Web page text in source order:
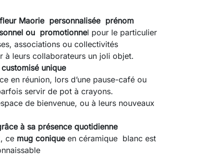
Maorie personnalisée prénom
ou promotionnel pour le particulier
associations ou collectivités
à leurs collaborateurs un joli objet.
customisé unique
en réunion, lors d’une pause-café ou
servir de pot à crayons.
de bienvenue, ou à leurs nouveaux
à sa présence quotidienne
ce mug coniqueen céramique blanc est